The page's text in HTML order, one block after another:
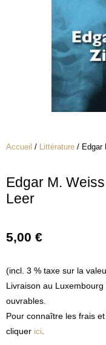
Accueil / Littérature / Edgar
Edgar M.
Leer
5,00 €
(incl. 3 % taxe sur la
Livraison au
ouvrables.
Pour connaître les frais
cliquer ici.